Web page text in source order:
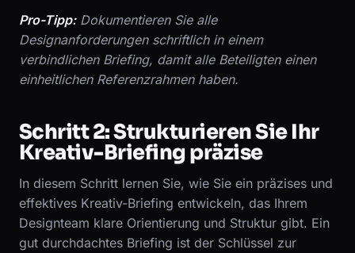
Pro-Tipp: Dokumentieren Sie alle
Designanforderungen schriftlich in einem
verbindlichen Briefing, damit alle Beteiligten einen
einheitlichen Referenzrahmen haben.
Schritt 2: Strukturieren Sie Ihr
Kreativ-Briefing präzise
In diesem Schritt lernen Sie, wie Sie ein präzises und
effektives Kreativ-Briefing entwickeln, das Ihrem
Designteam klare Orientierung und Struktur gibt. Ein
gut durchdachtes Briefing ist der Schlüssel zur